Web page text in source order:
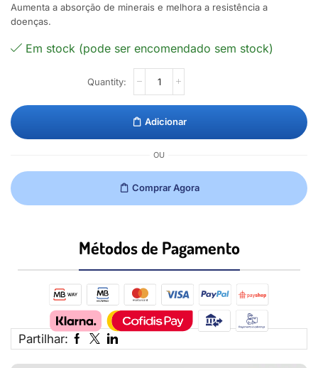
Aumenta a absorção de minerais e melhora a resistência a
doenças.
Em stock (pode ser encomendado sem stock)
Adicionar
OU
Comprar Agora
Métodos de Pagamento​
Partilhar: